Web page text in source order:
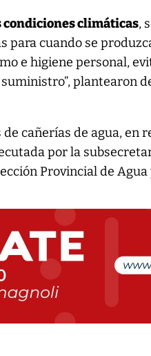
condiciones climáticas,
para cuando se
e higiene personal,
plantearon
cañerías de agua, en
por la
Provincial de Agua